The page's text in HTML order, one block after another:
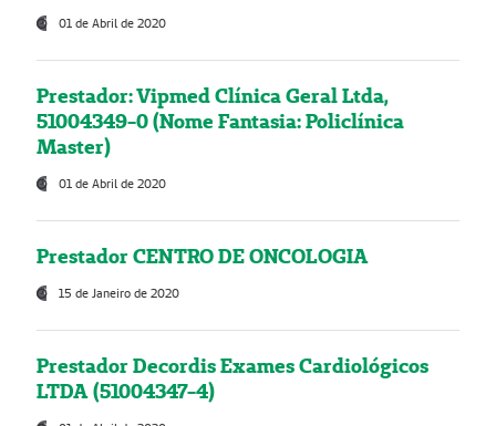
01 de Abril de 2020
Prestador: Vipmed Clínica Geral Ltda,
51004349-0 (Nome Fantasia: Policlínica
Master)
01 de Abril de 2020
Prestador CENTRO DE ONCOLOGIA
15 de Janeiro de 2020
Prestador Decordis Exames Cardiológicos
LTDA (51004347-4)